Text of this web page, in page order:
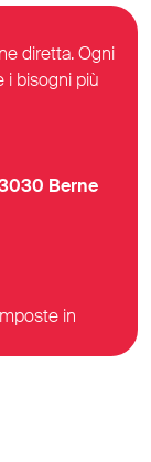
diretta. Ogni
i bisogni più
Berne
in